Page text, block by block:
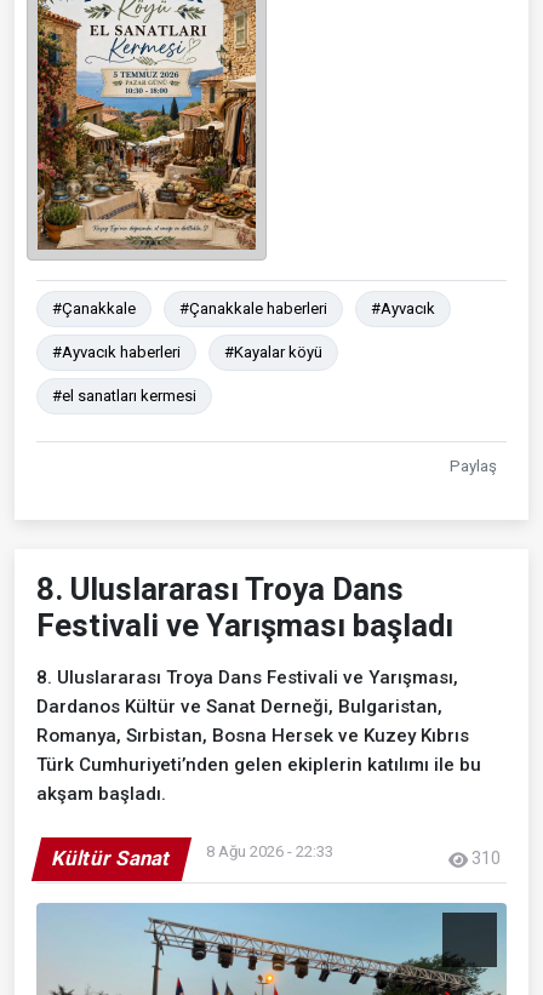
#Çanakkale #Çanakkale haberleri #Ayvacık
#Ayvacık haberleri #Kayalar köyü
#el sanatları kermesi
Paylaş
8. Uluslararası Troya Dans
Festivali ve Yarışması başladı
8. Uluslararası Troya Dans Festivali ve Yarışması,
Dardanos Kültür ve Sanat Derneği, Bulgaristan,
Romanya, Sırbistan, Bosna Hersek ve Kuzey Kıbrıs
Türk Cumhuriyeti’nden gelen ekiplerin katılımı ile bu
akşam başladı.
Kültür Sanat 8 Ağu 2026 - 22:33 310